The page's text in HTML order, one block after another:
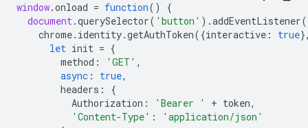
window.onload = function()
{
document.querySelector( 'button' ).addEventListener(
chrome. identity.getAuthToken({interactive : true
let init = {
method : 'GET' ,
async : true,
headers :
{
Authorization : 'Bearer ' + token,
'Content-Type' :
'application/json'